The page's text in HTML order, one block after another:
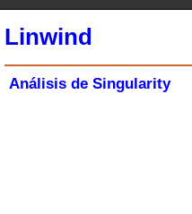
Linwind
Análisis de Singularity